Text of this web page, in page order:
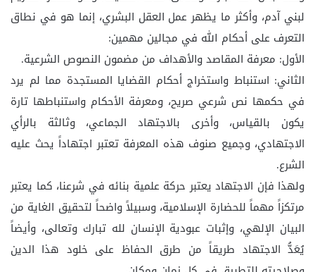
لبني آدم، وأكثر ما يظهر عمل العقل البشري، إنما هو في نطاق
التعرف على أحكام الله في مجالين مهمين:
الأول: معرفة المقاصد والأهداف من مضمون النصوص الشرعية.
الثاني: استنباط واستخراج أحكام القضايا المستجدة مما لم يرد
في حكمها نص شرعي صريح، ومعرفة الأحكام واستنباطها تارة
يكون بالقياس، وأخرى بالاجتهاد الجماعي، وثالثة بالرأي
الاجتهادي، وجميع صنوف هذه المعرفة تعتبر اجتهاداً يحث عليه
الشرع.
ولهذا فإن الاجتهاد يعتبر حركة علمية بنائه في شرعنا، كما يعتبر
مرتكزاً مهماً للحضارة الإسلامية، وسبيلاً واضحاً لتحقيق الغاية من
البيان الإلهي، وإثبات عبودية الإنسان لله تبارك وتعالى، وأيضاً
يُعَدُّ الاجتهاد طريقاً من طرق الحفاظ على خلود هذا الدين